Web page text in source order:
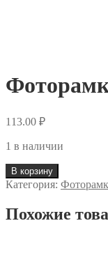
113.00 ₽
1 в наличии
В корзину
Категория:
Похожие